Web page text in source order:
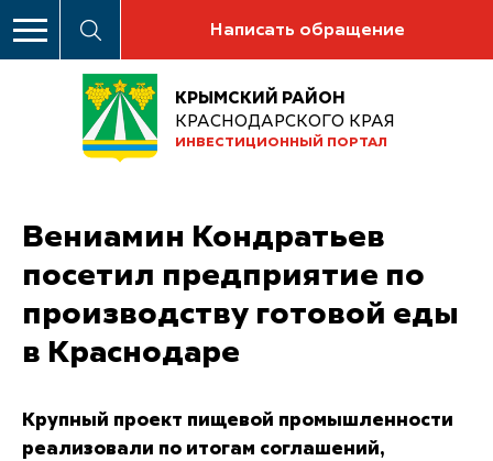
Написать обращение
КРЫМСКИЙ РАЙОН
КРАСНОДАРСКОГО КРАЯ
ИНВЕСТИЦИОННЫЙ ПОРТАЛ
Вениамин Кондратьев
посетил предприятие по
производству готовой еды
в Краснодаре
Крупный проект пищевой промышленности
реализовали по итогам соглашений,